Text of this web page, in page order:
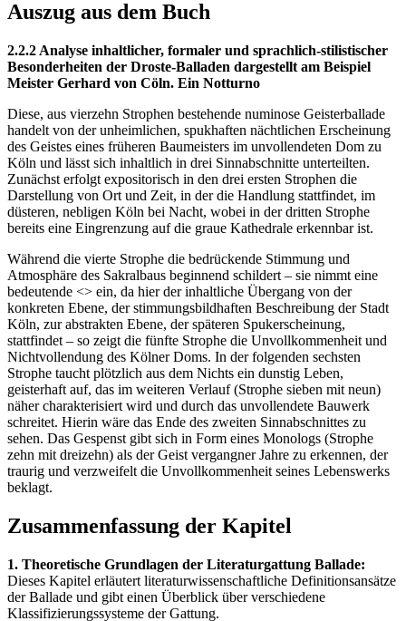
Auszug aus dem Buch
2.2.2 Analyse inhaltlicher, formaler und sprachlich-stilistischer
Besonderheiten der Droste-Balladen dargestellt am Beispiel
Meister Gerhard von Cöln. Ein Notturno
Diese, aus vierzehn Strophen bestehende numinose Geisterballade
handelt von der unheimlichen, spukhaften nächtlichen Erscheinung
des Geistes eines früheren Baumeisters im unvollendeten Dom zu
Köln und lässt sich inhaltlich in drei Sinnabschnitte unterteilten.
Zunächst erfolgt expositorisch in den drei ersten Strophen die
Darstellung von Ort und Zeit, in der die Handlung stattfindet, im
düsteren, nebligen Köln bei Nacht, wobei in der dritten Strophe
bereits eine Eingrenzung auf die graue Kathedrale erkennbar ist.
Während die vierte Strophe die bedrückende Stimmung und
Atmosphäre des Sakralbaus beginnend schildert – sie nimmt eine
bedeutende <> ein, da hier der inhaltliche Übergang von der
konkreten Ebene, der stimmungsbildhaften Beschreibung der Stadt
Köln, zur abstrakten Ebene, der späteren Spukerscheinung,
stattfindet – so zeigt die fünfte Strophe die Unvollkommenheit und
Nichtvollendung des Kölner Doms. In der folgenden sechsten
Strophe taucht plötzlich aus dem Nichts ein dunstig Leben,
geisterhaft auf, das im weiteren Verlauf (Strophe sieben mit neun)
näher charakterisiert wird und durch das unvollendete Bauwerk
schreitet. Hierin wäre das Ende des zweiten Sinnabschnittes zu
sehen. Das Gespenst gibt sich in Form eines Monologs (Strophe
zehn mit dreizehn) als der Geist vergangner Jahre zu erkennen, der
traurig und verzweifelt die Unvollkommenheit seines Lebenswerks
beklagt.
Zusammenfassung der Kapitel
1. Theoretische Grundlagen der Literaturgattung Ballade:
Dieses Kapitel erläutert literaturwissenschaftliche Definitionsansätze
der Ballade und gibt einen Überblick über verschiedene
Klassifizierungssysteme der Gattung.